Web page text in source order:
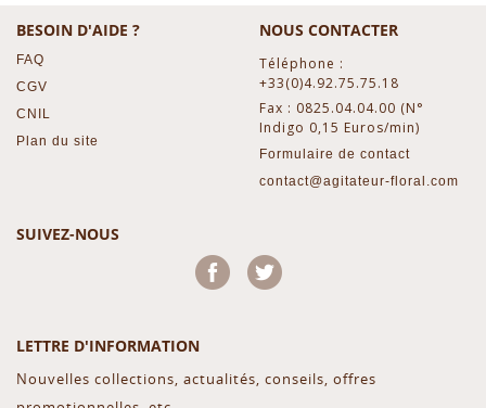
BESOIN D'AIDE ?
FAQ
CGV
CNIL
Plan du site
NOUS CONTACTER
Téléphone :
+33(0)4.92.75.75.18
Fax : 0825.04.04.00 (N°
Indigo 0,15 Euros/min)
Formulaire de contact
contact@agitateur-floral.com
SUIVEZ-NOUS
Facebook
LETTRE D'INFORMATION
Nouvelles collections, actualités, conseils, offres